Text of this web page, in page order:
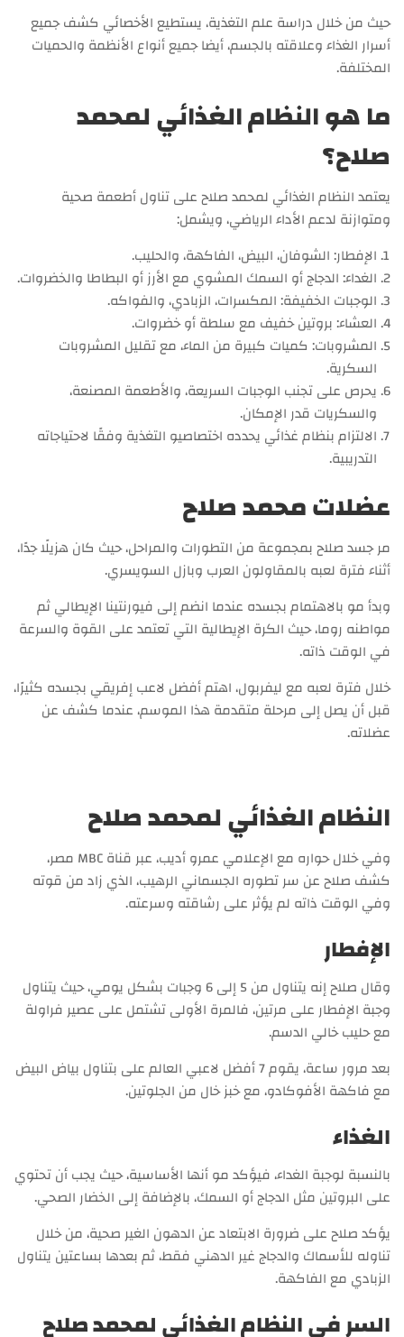
حيث من خلال دراسة علم التغذية، يستطيع الأخصائي كشف جميع
أسرار الغذاء وعلاقته بالجسم، أيضا جميع أنواع الأنظمة والحميات
المختلفة.
ما هو النظام الغذائي لمحمد
صلاح؟
يعتمد النظام الغذائي لمحمد صلاح على تناول أطعمة صحية
ومتوازنة لدعم الأداء الرياضي، ويشمل:
الإفطار: الشوفان، البيض، الفاكهة، والحليب.
الغداء: الدجاج أو السمك المشوي مع الأرز أو البطاطا والخضروات.
الوجبات الخفيفة: المكسرات، الزبادي، والفواكه.
العشاء: بروتين خفيف مع سلطة أو خضروات.
المشروبات: كميات كبيرة من الماء، مع تقليل المشروبات
السكرية.
يحرص على تجنب الوجبات السريعة، والأطعمة المصنعة،
والسكريات قدر الإمكان.
الالتزام بنظام غذائي يحدده اختصاصيو التغذية وفقًا لاحتياجاته
التدريبية.
عضلات محمد صلاح
مر جسد صلاح بمجموعة من التطورات والمراحل، حيث كان هزيلًا جدًا،
أثناء فترة لعبه بالمقاولون العرب وبازل السويسري.
وبدأ مو بالاهتمام بجسده عندما انضم إلى فيورنتينا الإيطالي ثم
مواطنه روما، حيث الكرة الإيطالية التي تعتمد على القوة والسرعة
في الوقت ذاته.
خلال فترة لعبه مع ليفربول، اهتم أفضل لاعب إفريقي بجسده كثيرًا،
قبل أن يصل إلى مرحلة متقدمة هذا الموسم، عندما كشف عن
عضلاته.
النظام الغذائي لمحمد صلاح
وفي خلال حواره مع الإعلامي عمرو أديب، عبر قناة MBC مصر،
كشف صلاح عن سر تطوره الجسماني الرهيب، الذي زاد من قوته
وفي الوقت ذاته لم يؤثر على رشاقته وسرعته.
الإفطار
وقال صلاح إنه يتناول من 5 إلى 6 وجبات بشكل يومي، حيث يتناول
وجبة الإفطار على مرتين، فالمرة الأولى تشتمل على عصير فراولة
مع حليب خالي الدسم.
بعد مرور ساعة، يقوم 7 أفضل لاعبي العالم على بتناول بياض البيض
مع فاكهة الأفوكادو، مع خبز خال من الجلوتين.
الغذاء
بالنسبة لوجبة الغداء، فيؤكد مو أنها الأساسية، حيث يجب أن تحتوي
على البروتين مثل الدجاج أو السمك، بالإضافة إلى الخضار الصحي.
يؤكد صلاح على ضرورة الابتعاد عن الدهون الغير صحية، من خلال
تناوله للأسماك والدجاج غير الدهني فقط، ثم بعدها بساعتين يتناول
الزبادي مع الفاكهة.
السر في النظام الغذائي لمحمد صلاح